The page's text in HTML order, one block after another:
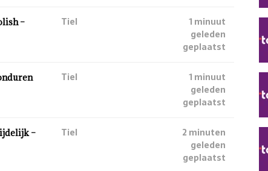
– Tiel
1 minuut
geleden
geplaatst
Tiel
1 minuut
geleden
geplaatst
– Tiel
2 minuten
geleden
geplaatst